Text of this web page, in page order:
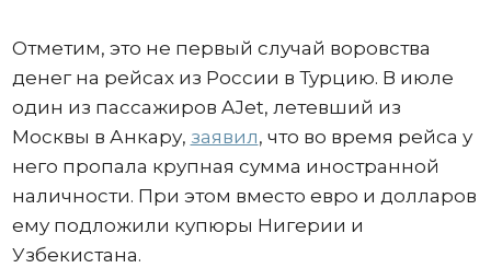
Отметим, это не первый случай воровства
денег на рейсах из России в Турцию. В июле
один из пассажиров AJet, летевший из
Москвы в Анкару, заявил, что во время рейса у
него пропала крупная сумма иностранной
наличности. При этом вместо евро и долларов
ему подложили купюры Нигерии и
Узбекистана.